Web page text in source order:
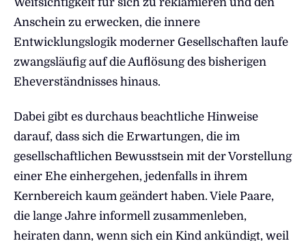
Anschein zu erwecken, die innere
Entwicklungslogik moderner Gesellschaften laufe
zwangsläufig auf die Auflösung des bisherigen
Eheverständnisses hinaus.
Dabei gibt es durchaus beachtliche Hinweise
darauf, dass sich die Erwartungen, die im
gesellschaftlichen Bewusstsein mit der Vorstellung
einer Ehe einhergehen, jedenfalls in ihrem
Kernbereich kaum geändert haben. Viele Paare,
die lange Jahre informell zusammenleben,
heiraten dann, wenn sich ein Kind ankündigt, weil